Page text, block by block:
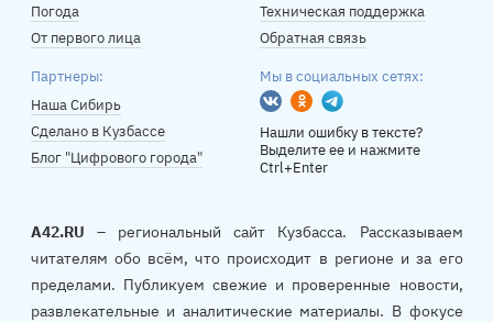
Погода
От первого лица
Техническая поддержка
Обратная связь
Партнеры:
Наша Сибирь
Сделано в Кузбассе
Блог "Цифрового города"
Мы в социальных сетях:
Вконтакте
Одноклассники
Telegram
Нашли ошибку в тексте?
Выделите ее и нажмите
Ctrl+Enter
A42.RU – региональный сайт Кузбасса. Рассказываем
читателям обо всём, что происходит в регионе и за его
пределами. Публикуем свежие и проверенные новости,
развлекательные и аналитические материалы. В фокусе